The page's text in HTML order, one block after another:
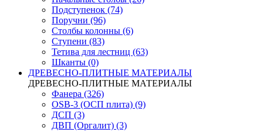
Подступенок (74)
Поручни (96)
Столбы колонны (6)
Ступени (83)
Тетива для лестниц (63)
Шканты (0)
ДРЕВЕСНО-ПЛИТНЫЕ МАТЕРИАЛЫ
ДРЕВЕСНО-ПЛИТНЫЕ МАТЕРИАЛЫ
Фанера (326)
OSB-3 (ОСП плита) (9)
ДСП (3)
ДВП (Оргалит) (3)